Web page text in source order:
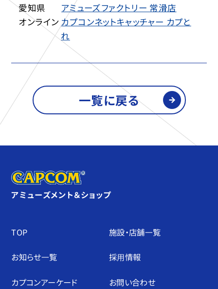
愛知県
アミューズファクトリー 常滑店
オンライン カプコンネットキャッチャー カプと
れ
一覧に戻る
アミューズメント＆ショップ
TOP 施設・店舗⼀覧
お知らせ⼀覧 採⽤情報
カプコンアーケード お問い合わせ